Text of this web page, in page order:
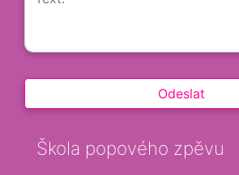
Škola popového zpěvu